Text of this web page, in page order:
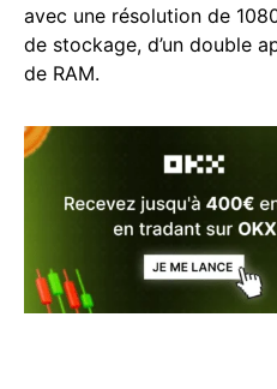
avec une résolution de
de stockage, d’un double
de RAM.